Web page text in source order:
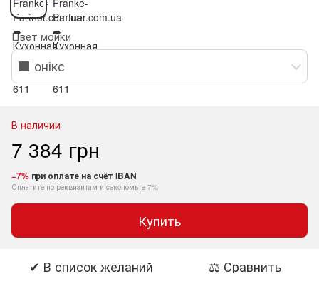
Цвет мойки
⬛ онікс
В наличии
7 384 грн
−7%при оплате на счёт IBAN
Оплатите по реквизитам и сэкономьте 7%
Купить
✔ В список желаний ⚖ Сравнить